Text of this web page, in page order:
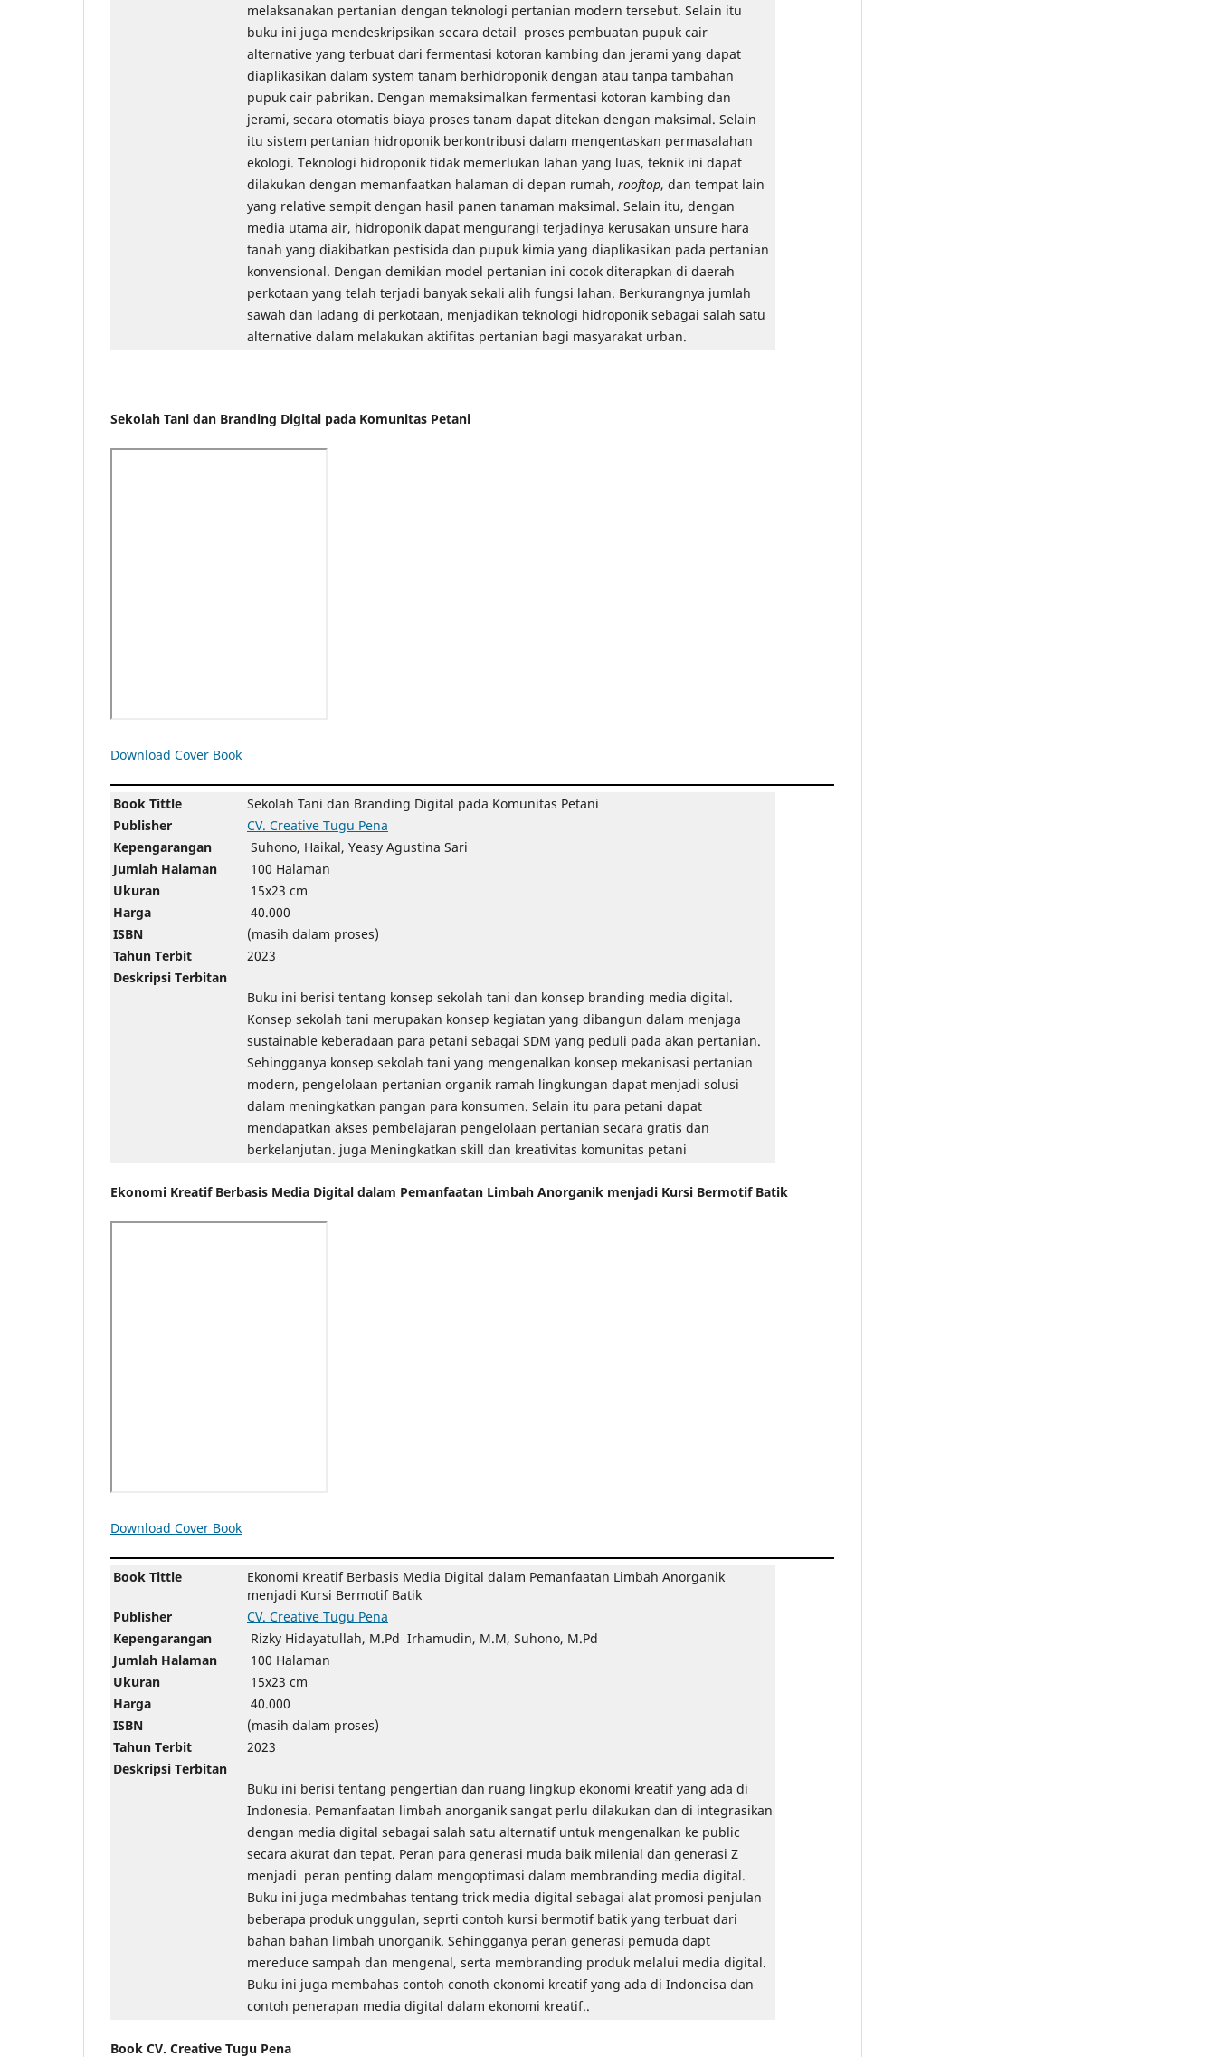
melaksanakan pertanian dengan teknologi pertanian modern tersebut. Selain itu
buku ini juga mendeskripsikan secara detail proses pembuatan pupuk cair
alternative yang terbuat dari fermentasi kotoran kambing dan jerami yang dapat
diaplikasikan dalam system tanam berhidroponik dengan atau tanpa tambahan
pupuk cair pabrikan. Dengan memaksimalkan fermentasi kotoran kambing dan
jerami, secara otomatis biaya proses tanam dapat ditekan dengan maksimal. Selain
itu sistem pertanian hidroponik berkontribusi dalam mengentaskan permasalahan
ekologi. Teknologi hidroponik tidak memerlukan lahan yang luas, teknik ini dapat
dilakukan dengan memanfaatkan halaman di depan rumah, rooftop, dan tempat lain
yang relative sempit dengan hasil panen tanaman maksimal. Selain itu, dengan
media utama air, hidroponik dapat mengurangi terjadinya kerusakan unsure hara
tanah yang diakibatkan pestisida dan pupuk kimia yang diaplikasikan pada pertanian
konvensional. Dengan demikian model pertanian ini cocok diterapkan di daerah
perkotaan yang telah terjadi banyak sekali alih fungsi lahan. Berkurangnya jumlah
sawah dan ladang di perkotaan, menjadikan teknologi hidroponik sebagai salah satu
alternative dalam melakukan aktifitas pertanian bagi masyarakat urban.
Sekolah Tani dan Branding Digital pada Komunitas Petani
Download Cover Book
Book Tittle
Sekolah Tani dan Branding Digital pada Komunitas Petani
Publisher
CV. Creative Tugu Pena
Kepengarangan
Suhono, Haikal, Yeasy Agustina Sari
Jumlah Halaman
100 Halaman
Ukuran
15x23 cm
Harga
40.000
ISBN
(masih dalam proses)
Tahun Terbit
2023
Deskripsi Terbitan
Buku ini berisi tentang konsep sekolah tani dan konsep branding media digital.
Konsep sekolah tani merupakan konsep kegiatan yang dibangun dalam menjaga
sustainable keberadaan para petani sebagai SDM yang peduli pada akan pertanian.
Sehingganya konsep sekolah tani yang mengenalkan konsep mekanisasi pertanian
modern, pengelolaan pertanian organik ramah lingkungan dapat menjadi solusi
dalam meningkatkan pangan para konsumen. Selain itu para petani dapat
mendapatkan akses pembelajaran pengelolaan pertanian secara gratis dan
berkelanjutan. juga Meningkatkan skill dan kreativitas komunitas petani
Ekonomi Kreatif Berbasis Media Digital dalam Pemanfaatan Limbah Anorganik menjadi Kursi Bermotif Batik
Download Cover Book
Book Tittle
Ekonomi Kreatif Berbasis Media Digital dalam Pemanfaatan Limbah Anorganik
menjadi Kursi Bermotif Batik
Publisher
CV. Creative Tugu Pena
Kepengarangan
Rizky Hidayatullah, M.Pd Irhamudin, M.M, Suhono, M.Pd
Jumlah Halaman
100 Halaman
Ukuran
15x23 cm
Harga
40.000
ISBN
(masih dalam proses)
Tahun Terbit
2023
Deskripsi Terbitan
Buku ini berisi tentang pengertian dan ruang lingkup ekonomi kreatif yang ada di
Indonesia. Pemanfaatan limbah anorganik sangat perlu dilakukan dan di integrasikan
dengan media digital sebagai salah satu alternatif untuk mengenalkan ke public
secara akurat dan tepat. Peran para generasi muda baik milenial dan generasi Z
menjadi peran penting dalam mengoptimasi dalam membranding media digital.
Buku ini juga medmbahas tentang trick media digital sebagai alat promosi penjulan
beberapa produk unggulan, seprti contoh kursi bermotif batik yang terbuat dari
bahan bahan limbah unorganik. Sehingganya peran generasi pemuda dapt
mereduce sampah dan mengenal, serta membranding produk melalui media digital.
Buku ini juga membahas contoh conoth ekonomi kreatif yang ada di Indoneisa dan
contoh penerapan media digital dalam ekonomi kreatif..
Book CV. Creative Tugu Pena